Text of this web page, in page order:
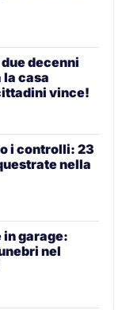
decenni
casa
vince!
i controlli: 23
nella
in garage:
nel